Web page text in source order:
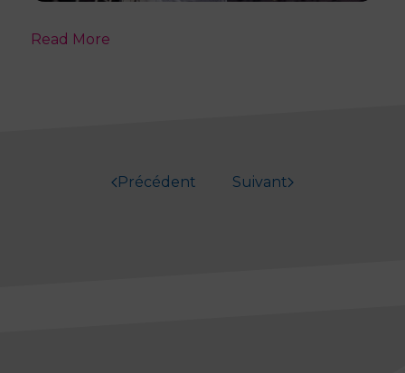
Read More
Précédent Suivant